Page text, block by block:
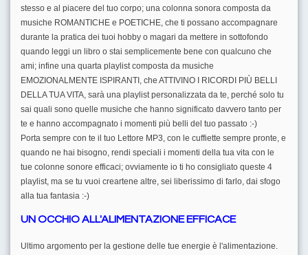
stesso e al piacere del tuo corpo; una colonna sonora composta da
musiche ROMANTICHE e POETICHE, che ti possano accompagnare
durante la pratica dei tuoi hobby o magari da mettere in sottofondo
quando leggi un libro o stai semplicemente bene con qualcuno che
ami; infine una quarta playlist composta da musiche
EMOZIONALMENTE ISPIRANTI, che ATTIVINO I RICORDI PIÙ BELLI
DELLA TUA VITA, sarà una playlist personalizzata da te, perché solo tu
sai quali sono quelle musiche che hanno significato davvero tanto per
te e hanno accompagnato i momenti più belli del tuo passato :-)
Porta sempre con te il tuo Lettore MP3, con le cuffiette sempre pronte, e
quando ne hai bisogno, rendi speciali i momenti della tua vita con le
tue colonne sonore efficaci; ovviamente io ti ho consigliato queste 4
playlist, ma se tu vuoi creartene altre, sei liberissimo di farlo, dai sfogo
alla tua fantasia :-)
UN OCCHIO ALL'ALIMENTAZIONE EFFICACE
Ultimo argomento per la gestione delle tue energie è l'alimentazione.